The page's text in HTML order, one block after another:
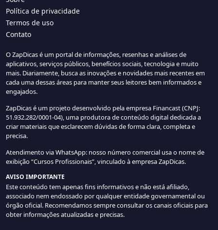
Política de privacidade
Termos de uso
Contato
O ZapDicas é um portal de informações, resenhas e análises de
aplicativos, serviços públicos, benefícios sociais, tecnologia e muito
mais. Diariamente, busca as inovações e novidades mais recentes em
cada uma dessas áreas para manter seus leitores bem informados e
engajados.
ZapDicas é um projeto desenvolvido pela empresa Financast (CNPJ:
51.932.282/0001-04), uma produtora de conteúdo digital dedicada a
criar materiais que esclarecem dúvidas de forma clara, completa e
precisa.
Atendimento via WhatsApp: nosso número comercial usa o nome de
exibição “Cursos Profissionais”, vinculado à empresa ZapDicas.
AVISO IMPORTANTE
Este conteúdo tem apenas fins informativos e não está afiliado,
associado nem endossado por qualquer entidade governamental ou
órgão oficial. Recomendamos sempre consultar os canais oficiais para
obter informações atualizadas e precisas.